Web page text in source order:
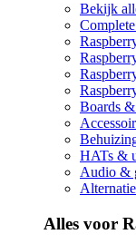
Bekijk
Boards
HATs &
Audio &
Alles voor